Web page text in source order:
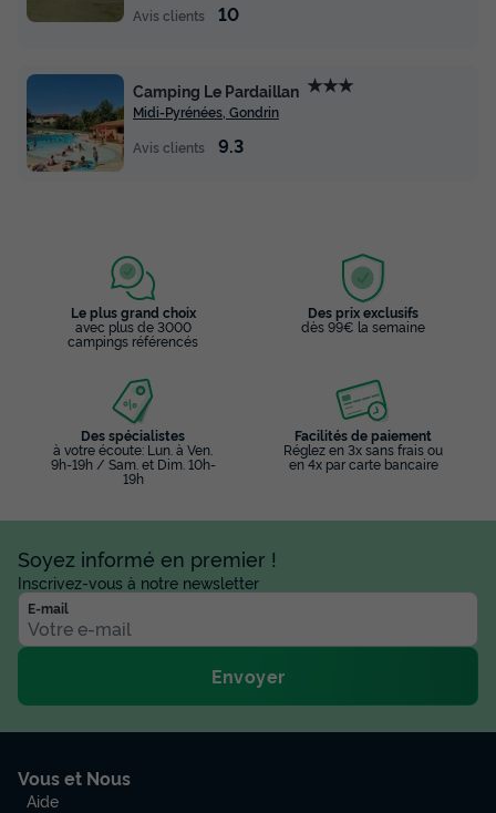
Avis clients
10
Camping Le Pardaillan ★★★
Midi-Pyrénées, Gondrin
Avis clients
9.3
Le plus grand choix
avec plus de 3000
campings référencés
Des prix exclusifs
dès 99€ la semaine
Des spécialistes
à votre écoute: Lun. à Ven.
9h-19h / Sam. et Dim. 10h-
19h
Facilités de paiement
Réglez en 3x sans frais ou
en 4x par carte bancaire
Soyez informé en premier !
Inscrivez-vous à notre newsletter
E-mail
Envoyer
Vous et Nous
Aide